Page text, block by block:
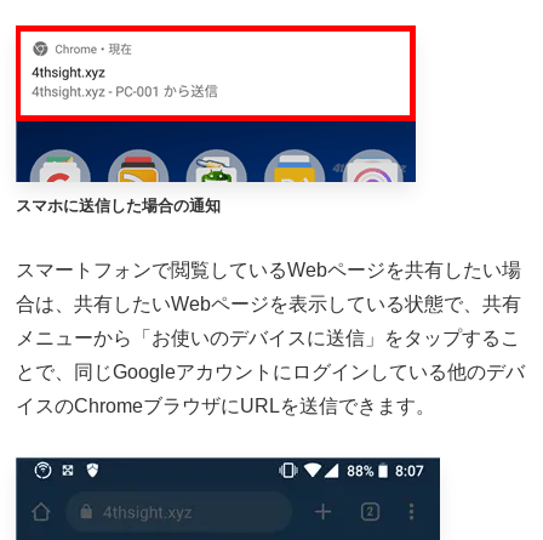
スマホに送信した場合の通知
スマートフォンで閲覧しているWebページを共有したい場
合は、共有したいWebページを表示している状態で、共有
メニューから「お使いのデバイスに送信」をタップするこ
とで、同じGoogleアカウントにログインしている他のデバ
イスのChromeブラウザにURLを送信できます。